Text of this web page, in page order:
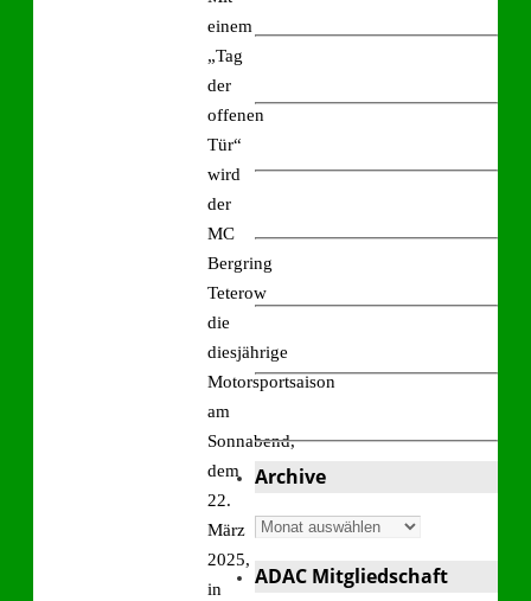
einem
„Tag
der
offenen
Tür“
wird
der
MC
Bergring
Teterow
die
diesjährige
Motorsportsaison
am
Sonnabend,
dem
22.
März
2025,
in
Archive
Archive
ADAC Mitgliedschaft